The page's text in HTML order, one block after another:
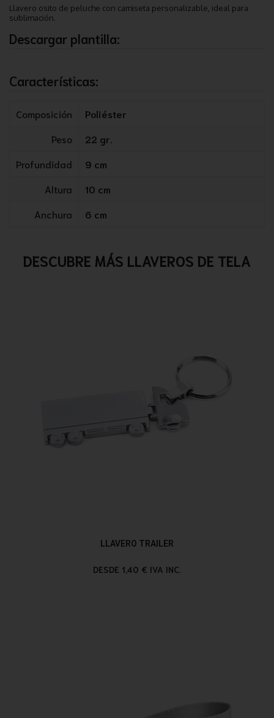
Llavero osito de peluche con camiseta personalizable, ideal para
sublimación.
Descargar plantilla:
Características:
Composición
Poliéster
Peso
22 gr.
Profundidad
9 cm
Altura
10 cm
Anchura
6 cm
DESCUBRE MÁS LLAVEROS DE TELA
LLAVERO TRAILER
DESDE 1,40 € IVA INC.